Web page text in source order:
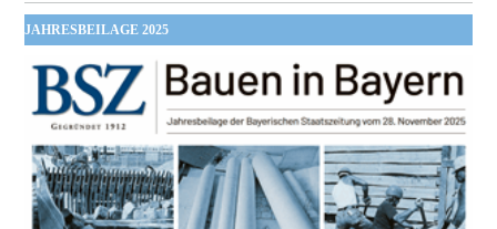
JAHRESBEILAGE 2025